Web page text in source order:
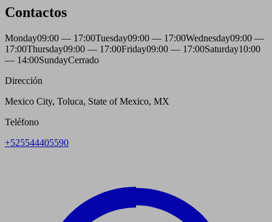
Contactos
Monday09:00 — 17:00Tuesday09:00 — 17:00Wednesday09:00 —
17:00Thursday09:00 — 17:00Friday09:00 — 17:00Saturday10:00
— 14:00SundayCerrado
Dirección
Mexico City, Toluca, State of Mexico, MX
Teléfono
+525544405590